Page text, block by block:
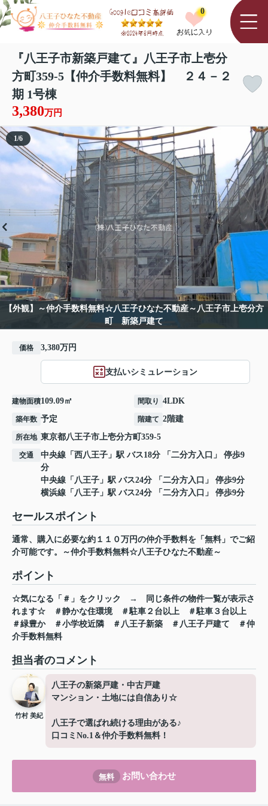
0
『八王子市新築戸建て』八王子市上壱分
方町359-5【仲介手数料無料】 ２４－２
期 1号棟
3,380万円
【外観】～仲介手数料無料☆八王子ひなた不動産～八王子市上壱分方
町 新築戸建て
1/6
価格 3,380万円
支払いシミュレーション
建物面積109.09㎡ 間取り 4LDK
築年数 予定 階建て 2階建
所在地 東京都八王子市上壱分方町 359-5
交通 中央線 「 西八王子 」駅 バス18分 「二分方入口」 停歩9
分
中央線 「 八王子 」駅 バス24分 「二分方入口」 停歩9分
横浜線 「 八王子 」駅 バス24分 「二分方入口」 停歩9分
セールスポイント
通常、購入に必要な約１１０万円の仲介手数料を「無料」でご紹
介可能です。～仲介手数料無料☆八王子ひなた不動産～
ポイント
☆気になる「＃」をクリック →
同じ条件の物件一覧が表示さ
れます☆
＃静かな住環境 ＃駐車２台以上
＃駐車３台以上
＃緑豊か
＃小学校近隣 ＃八王子新築 ＃八王子戸建て
＃仲
介手数料無料
担当者のコメント
竹村 美紀
八王子の新築戸建・中古戸建
マンション・土地には自信あり☆
八王子で選ばれ続ける理由がある♪
口コミNo.1＆仲介手数料無料！
無料 お問い合わせ